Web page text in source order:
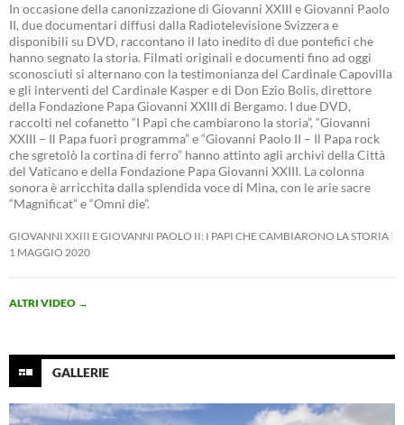
In occasione della canonizzazione di Giovanni XXIII e Giovanni Paolo
II, due documentari diffusi dalla Radiotelevisione Svizzera e
disponibili su DVD, raccontano il lato inedito di due pontefici che
hanno segnato la storia. Filmati originali e documenti fino ad oggi
sconosciuti si alternano con la testimonianza del Cardinale Capovilla
e gli interventi del Cardinale Kasper e di Don Ezio Bolis, direttore
della Fondazione Papa Giovanni XXIII di Bergamo. I due DVD,
raccolti nel cofanetto “I Papi che cambiarono la storia”, “Giovanni
XXIII – Il Papa fuori programma” e “Giovanni Paolo II – Il Papa rock
che sgretolò la cortina di ferro” hanno attinto agli archivi della Città
del Vaticano e della Fondazione Papa Giovanni XXIII. La colonna
sonora è arricchita dalla splendida voce di Mina, con le arie sacre
“Magnificat” e “Omni die”.
GIOVANNI XXIII E GIOVANNI PAOLO II: I PAPI CHE CAMBIARONO LA STORIA
1 MAGGIO 2020
ALTRI VIDEO →
GALLERIE